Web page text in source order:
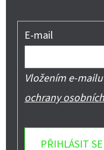
E-mail
Vložením e-
ochrany
PŘIHLÁSIT SE